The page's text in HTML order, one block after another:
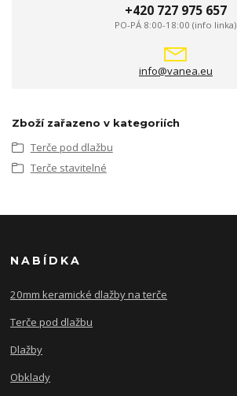
+420 727 975 657
PO-PÁ 8:00-18:00 (info linka)
info@vanea.eu
Zboží zařazeno v kategoriích
Terče pod dlažbu
Terče stavitelné
NABÍDKA
20mm keramické dlažby na terče
Terče pod dlažbu
Dlažby
Obklady